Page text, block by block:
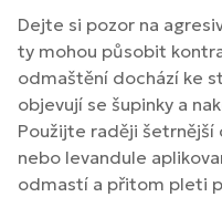
Dejte si pozor na
ty mohou působit
odmaštění dochází ke
objevují se šupinky a
Použijte raději šetrnější
nebo levandule
odmastí a přitom pleti